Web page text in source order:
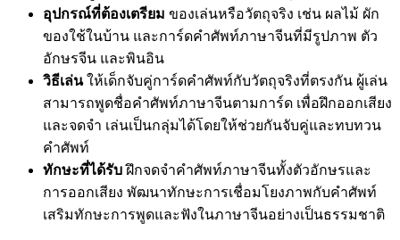
อุปกรณ์ที่ต้องเตรียม ของเล่นหรือวัตถุจริง เช่น ผลไม้ ผัก
ของใช้ในบ้าน และการ์ดคำศัพท์ภาษาจีนที่มีรูปภาพ ตัว
อักษรจีน และพินอิน
วิธีเล่นให้เด็กจับคู่การ์ดคำศัพท์กับวัตถุจริงที่ตรงกัน ผู้เล่น
สามารถพูดชื่อคำศัพท์ภาษาจีนตามการ์ด เพื่อฝึกออกเสียง
และจดจำ เล่นเป็นกลุ่มได้โดยให้ช่วยกันจับคู่และทบทวน
คำศัพท์
ทักษะที่ได้รับฝึกจดจำคำศัพท์ภาษาจีนทั้งตัวอักษรและ
การออกเสียง พัฒนาทักษะการเชื่อมโยงภาพกับคำศัพท์
เสริมทักษะการพูดและฟังในภาษาจีนอย่างเป็นธรรมชาติ